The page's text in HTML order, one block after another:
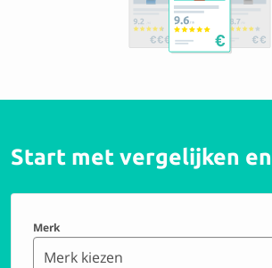
Start met vergelijken
Merk
Merk kiezen